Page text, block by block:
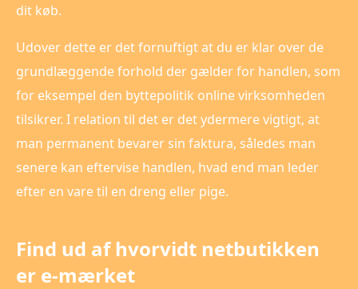
dit køb.
Udover dette er det fornuftigt at du er klar over de
grundlæggende forhold der gælder for handlen, som
for eksempel den byttepolitik online virksomheden
tilsikrer. I relation til det er det ydermere vigtigt, at
man permanent bevarer sin faktura, således man
senere kan eftervise handlen, hvad end man leder
efter en vare til en dreng eller pige.
Find ud af hvorvidt netbutikken
er e-mærket